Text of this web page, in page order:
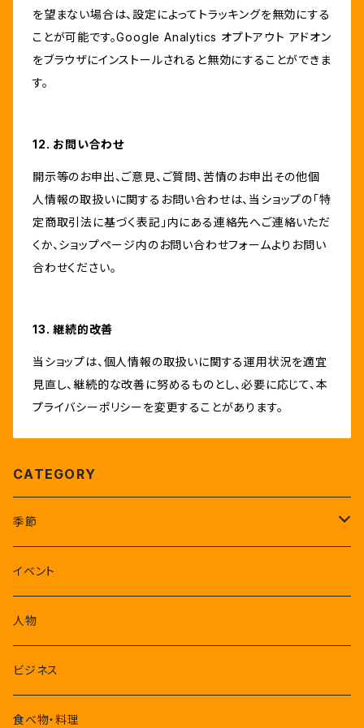
を望まない場合は、設定によってトラッキングを無効にする
ことが可能です。Google Analytics オプトアウト アドオン
をブラウザにインストールされると無効にすることができま
す。
12. お問い合わせ
開示等のお申出、ご意見、ご質問、苦情のお申出その他個
人情報の取扱いに関するお問い合わせは、当ショップの「特
定商取引法に基づく表記」内にある連絡先へご連絡いただ
くか、ショップページ内のお問い合わせフォームよりお問い
合わせください。
13. 継続的改善
当ショップは、個人情報の取扱いに関する運用状況を適宜
見直し、継続的な改善に努めるものとし、必要に応じて、本
プライバシーポリシーを変更することがあります。
CATEGORY
季節
1-3月
4-6月
7-9月
10-12月
イベント
人物
ビジネス
食べ物・料理